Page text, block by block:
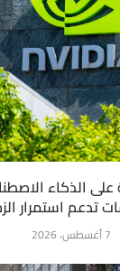
على الذكاء
تدعم استمرار
7 أغسطس، 2026